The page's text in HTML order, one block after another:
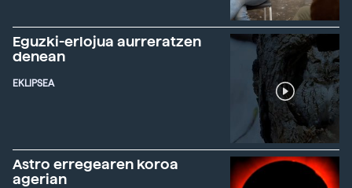
Eguzki-erlojua aurreratzen
denean
EKLIPSEA
Astro erregearen koroa
agerian